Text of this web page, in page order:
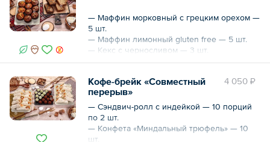
— Маффин морковный с грецким орехом —
5 шт.
— Маффин лимонный gluten free — 5 шт.
— Кекс с черносливом — 3 шт.
— Кекс «Кокос-чиа» — 3 шт.
4 050 ₽
Кофе-брейк «Совместный
перерыв»
— Сэндвич-ролл с индейкой — 10 порций
по 2 шт.
— Конфета «Миндальный трюфель» — 10
шт.